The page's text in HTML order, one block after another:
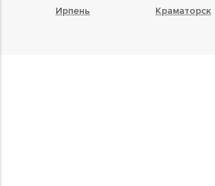
Ирпень
Краматорск